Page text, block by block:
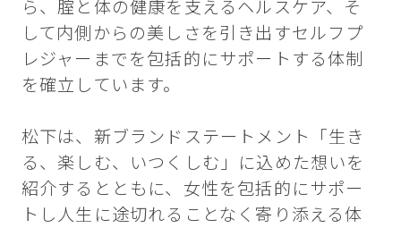
ら、腟と体の健康を支えるヘルスケア、そ
して内側からの美しさを引き出すセルフプ
レジャーまでを包括的にサポートする体制
を確立しています。
松下は、新ブランドステートメント「生き
る、楽しむ、いつくしむ」に込めた想いを
紹介するとともに、女性を包括的にサポー
トし人生に途切れることなく寄り添える体